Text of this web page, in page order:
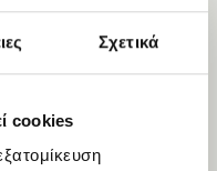
Σχετικά
cookies